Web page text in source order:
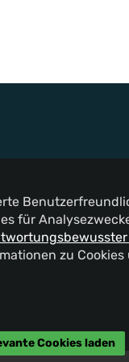
für
zu
Cookies laden